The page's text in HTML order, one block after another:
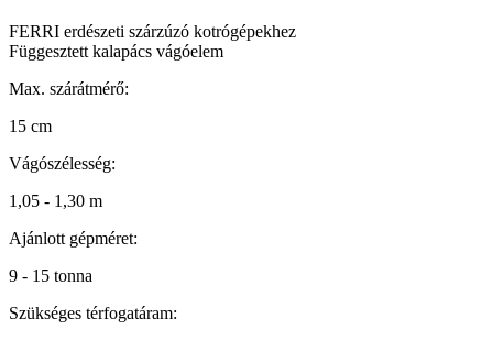
FERRI erdészeti szárzúzó kotrógépekhez
Függesztett kalapács vágóelem
Max. szárátmérő:
15 cm
Vágószélesség:
1,05 - 1,30 m
Ajánlott gépméret:
9 - 15 tonna
Szükséges térfogatáram: